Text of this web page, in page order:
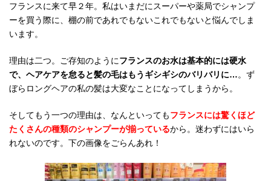
フランスに来て早２年。私はいまだにスーパーや薬局でシャンプ
ーを買う際に、棚の前であれでもないこれでもないと悩んでしま
います。
理由は二つ。ご存知のようにフランスのお水は基本的には硬水
で、ヘアケアを怠ると髪の毛はもうギシギシのバリバリに…。ず
ぼらロングヘアの私の髪は大変なことになってしまうから。
そしてもう一つの理由は、なんといってもフランスには驚くほど
たくさんの種類のシャンプーが揃っているから。迷わずにはいら
れないのです。下の画像をごらんあれ！